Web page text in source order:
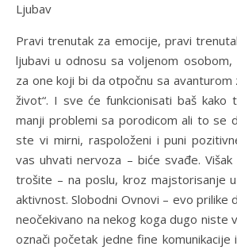
Ljubav
Pravi trenutak za emocije, pravi
ljubavi u odnosu sa voljenom
za one koji bi da otpočnu sa avanturom
život“. I sve će funkcionisati baš kako
manji problemi sa porodicom ali to se
ste vi mirni, raspoloženi i puni
vas uhvati nervoza – biće svađe.
trošite – na poslu, kroz majstorisanje
aktivnost. Slobodni Ovnovi – evo prilike
neočekivano na nekog koga dugo niste
označi početak jedne fine komunikacije